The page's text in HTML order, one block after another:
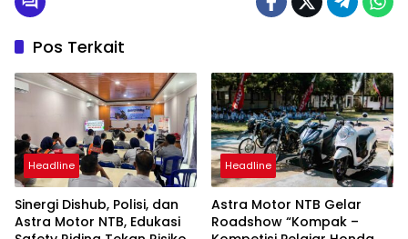
Pos Terkait
Headline
Sinergi Dishub, Polisi, dan
Astra Motor NTB, Edukasi
Headline
Astra Motor NTB Gelar
Roadshow “Kompak –